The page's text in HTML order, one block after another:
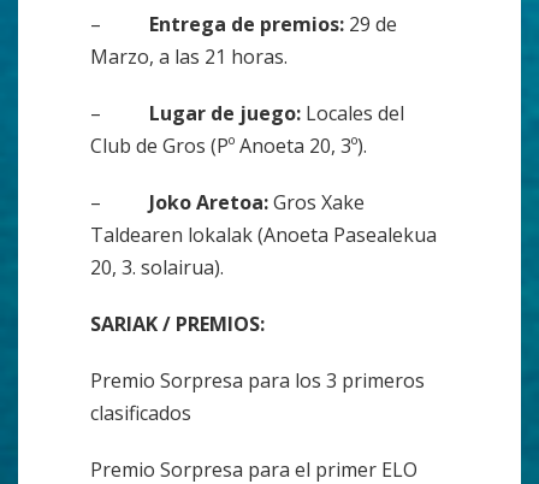
– Entrega de premios: 29 de
Marzo, a las 21 horas.
– Lugar de juego: Locales del
Club de Gros (Pº Anoeta 20, 3º).
– Joko Aretoa:Gros Xake
Taldearen lokalak (Anoeta Pasealekua
20, 3. solairua).
SARIAK / PREMIOS:
Premio Sorpresa para los 3 primeros
clasificados
Premio Sorpresa para el primer ELO